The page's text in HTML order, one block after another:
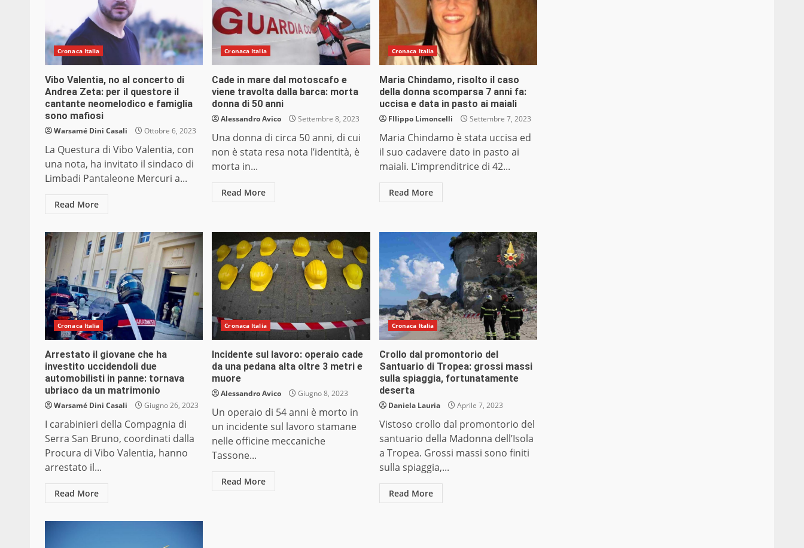
Cronaca Italia
Vibo Valentia, no al concerto di
Andrea Zeta: per il questore il
cantante neomelodico e famiglia
sono mafiosi
Warsamé Dini Casali Ottobre 6, 2023
La Questura di Vibo Valentia, con
una nota, ha invitato il sindaco di
Limbadi Pantaleone Mercuri a...
Read More
Cronaca Italia
Cade in mare dal motoscafo e
viene travolta dalla barca: morta
donna di 50 anni
Alessandro Avico Settembre 8, 2023
Una donna di circa 50 anni, di cui
non è stata resa nota l’identità, è
morta in...
Read More
Cronaca Italia
Maria Chindamo, risolto il caso
della donna scomparsa 7 anni fa:
uccisa e data in pasto ai maiali
FIlippo Limoncelli Settembre 7, 2023
Maria Chindamo è stata uccisa ed
il suo cadavere dato in pasto ai
maiali. L’imprenditrice di 42...
Read More
Cronaca Italia
Arrestato il giovane che ha
investito uccidendoli due
automobilisti in panne: tornava
ubriaco da un matrimonio
Warsamé Dini Casali Giugno 26, 2023
I carabinieri della Compagnia di
Serra San Bruno, coordinati dalla
Procura di Vibo Valentia, hanno
arrestato il...
Read More
Cronaca Italia
Incidente sul lavoro: operaio cade
da una pedana alta oltre 3 metri e
muore
Alessandro Avico Giugno 8, 2023
Un operaio di 54 anni è morto in
un incidente sul lavoro stamane
nelle officine meccaniche
Tassone...
Read More
Cronaca Italia
Crollo dal promontorio del
Santuario di Tropea: grossi massi
sulla spiaggia, fortunatamente
deserta
Daniela Lauria Aprile 7, 2023
Vistoso crollo dal promontorio del
santuario della Madonna dell’Isola
a Tropea. Grossi massi sono finiti
sulla spiaggia,...
Read More